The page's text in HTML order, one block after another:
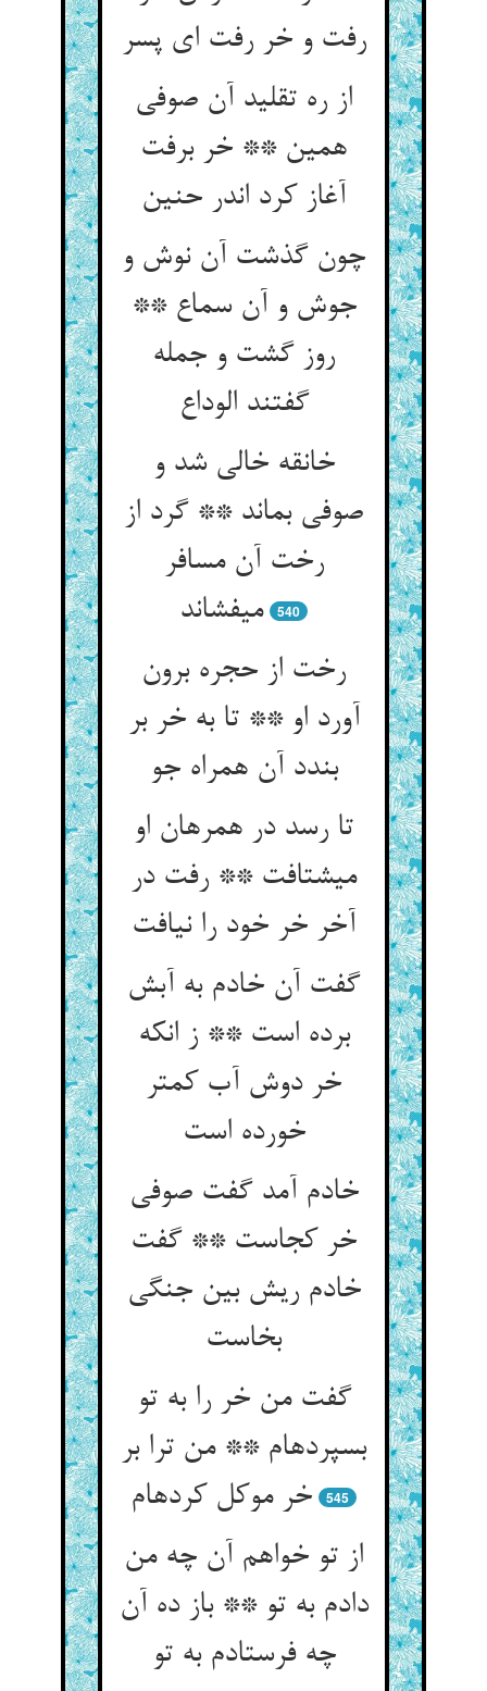
رفت و خر رفت ای پسر
از ره تقلید آن صوفی
همین ** خر برفت
آغاز کرد اندر حنین‏
چون گذشت آن نوش و
جوش و آن سماع **
روز گشت و جمله
گفتند الوداع‏
خانقه خالی شد و
صوفی بماند ** گرد از
رخت آن مسافر
می‏فشاند
540
رخت از حجره برون
آورد او ** تا به خر بر
بندد آن همراه جو
تا رسد در همرهان او
می‏شتافت ** رفت در
آخر خر خود را نیافت‏
گفت آن خادم به آبش
برده است ** ز انکه
خر دوش آب کمتر
خورده است‏
خادم آمد گفت صوفی
خر کجاست ** گفت
خادم ریش بین جنگی
بخاست‏
گفت من خر را به تو
بسپرده‏ام ** من ترا بر
خر موکل کرده‏ام‏
545
از تو خواهم آن چه من
دادم به تو ** باز ده آن
چه فرستادم به تو